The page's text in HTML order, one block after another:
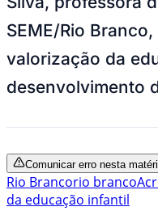
SEME/Rio
valorização da
desenvolvimento
Comunicar erro nesta
Rio Brancorio branco
da educação infantil